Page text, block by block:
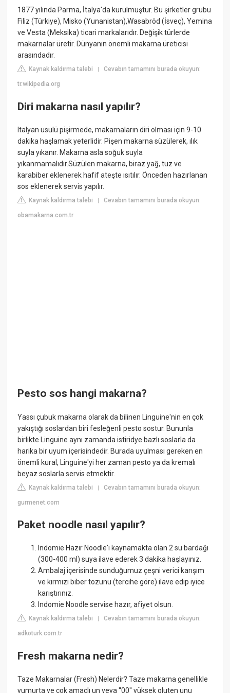
1877 yılında Parma, İtalya'da kurulmuştur. Bu şirketler grubu
Filiz (Türkiye), Misko (Yunanistan),Wasabröd (İsveç), Yemina
ve Vesta (Meksika) ticari markalarıdır. Değişik türlerde
makarnalar üretir. Dünyanın önemli makarna üreticisi
arasındadır.
Kaynak kaldırma talebi |Cevabın tamamını burada okuyun:
tr.wikipedia.org
Diri makarna nasıl yapılır?
Italyan usulü pişirmede, makarnaların diri olması için 9-10
dakika haşlamak yeterlidir. Pişen makarna süzülerek, ılık
suyla yıkanır. Makarna asla soğuk suyla
yıkanmamalıdır.Süzülen makarna, biraz yağ, tuz ve
karabiber eklenerek hafif ateşte ısıtılır. Önceden hazırlanan
sos eklenerek servis yapılır.
Kaynak kaldırma talebi |Cevabın tamamını burada okuyun:
obamakarna.com.tr
Pesto sos hangi makarna?
Yassı çubuk makarna olarak da bilinen Linguine'nin en çok
yakıştığı soslardan biri fesleğenli pesto sostur. Bununla
birlikte Linguine aynı zamanda istiridye bazlı soslarla da
harika bir uyum içerisindedir. Burada uyulması gereken en
önemli kural, Linguine'yi her zaman pesto ya da kremalı
beyaz soslarla servis etmektir.
Kaynak kaldırma talebi |Cevabın tamamını burada okuyun:
gurmenet.com
Paket noodle nasıl yapılır?
Indomie Hazır Noodle'ı kaynamakta olan 2 su bardağı
(300-400 ml) suya ilave ederek 3 dakika haşlayınız.
Ambalaj içerisinde sunduğumuz çeşni verici karışım
ve kırmızı biber tozunu (tercihe göre) ilave edip iyice
karıştırınız.
Indomie Noodle servise hazır, afiyet olsun.
Kaynak kaldırma talebi |Cevabın tamamını burada okuyun:
adkoturk.com.tr
Fresh makarna nedir?
Taze Makarnalar (Fresh) Nelerdir? Taze makarna genellikle
yumurta ve çok amaçlı un veya ''00'' yüksek gluten unu